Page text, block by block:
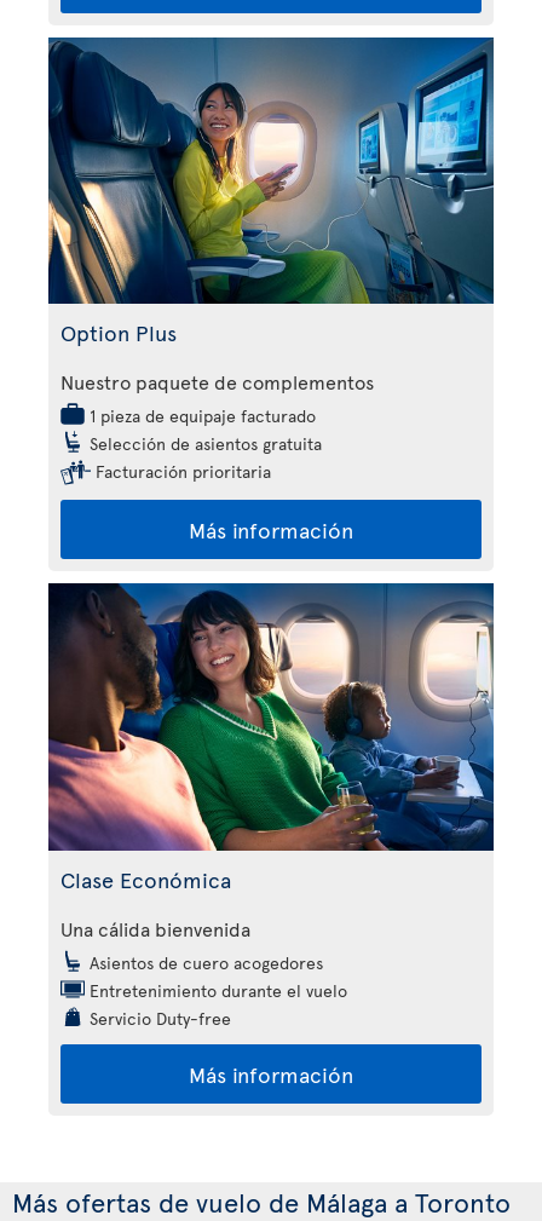
Option Plus
Nuestro paquete de complementos
1 pieza de equipaje facturado
Selección de asientos gratuita
Facturación prioritaria
Más información
Clase Económica
Una cálida bienvenida
Asientos de cuero acogedores
Entretenimiento durante el vuelo
Servicio Duty-free
Más información
Más ofertas de vuelo de Málaga a Toronto